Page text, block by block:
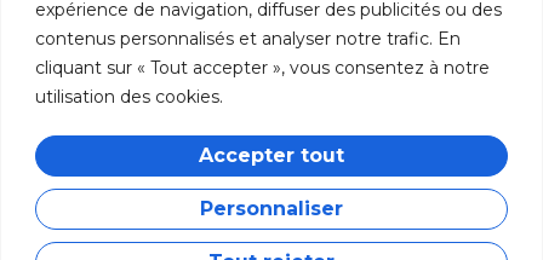
expérience de navigation, diffuser des publicités ou des
contenus personnalisés et analyser notre trafic. En
cliquant sur « Tout accepter », vous consentez à notre
utilisation des cookies.
Personnaliser
Accepter tout
Blog
BFC Services © 2025 Tous droits réservés